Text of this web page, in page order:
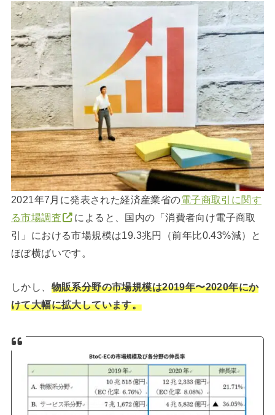
2021年7月に発表された経済産業省の電子商取引に関す
る市場調査
によると、国内の「消費者向け電子商取
引」における市場規模は19.3兆円（前年比0.43%減）と
ほぼ横ばいです。
しかし、 物販系分野の市場規模は2019年〜2020年にか
けて大幅に拡大しています。